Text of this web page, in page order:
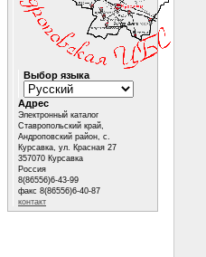
Выбор языка
Адрес
Электронный каталог
Ставропольский край,
Андроповский район, с.
Курсавка, ул. Красная 27
357070 Курсавка
Россия
8(86556)6-43-99
факс 8(86556)6-40-87
контакт